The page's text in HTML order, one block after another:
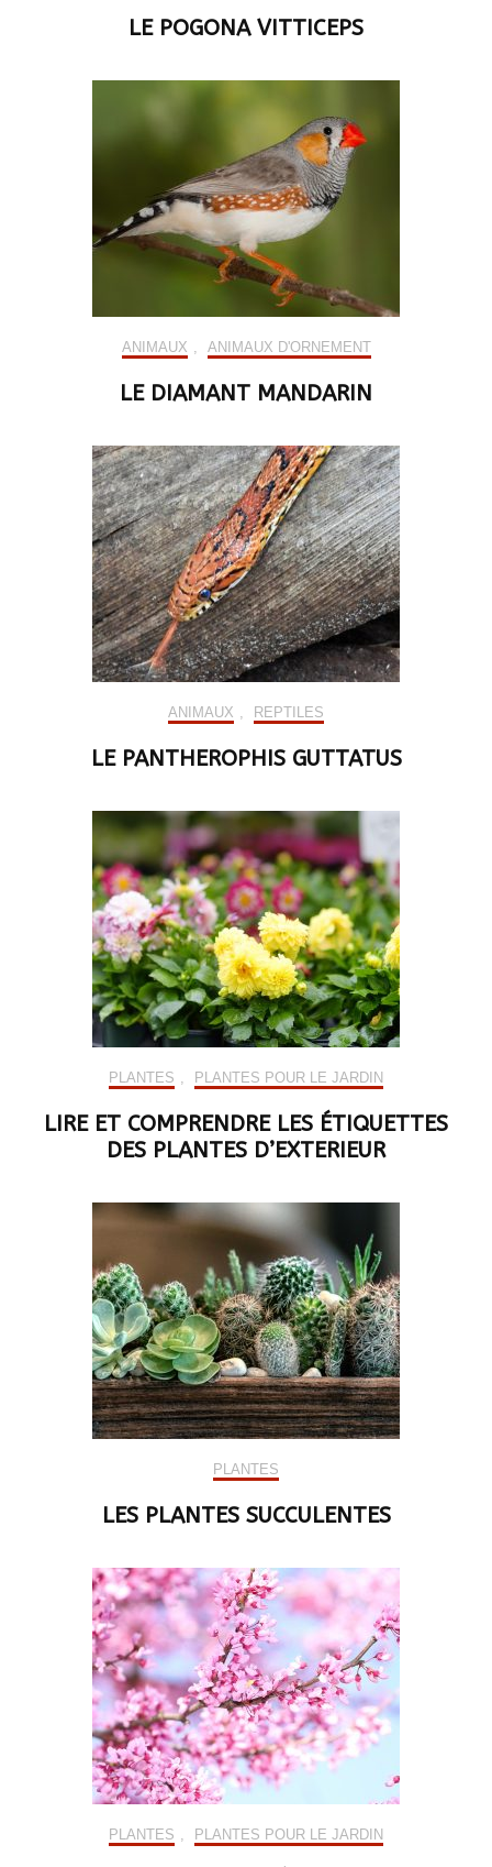
LE POGONA VITTICEPS
ANIMAUX , ANIMAUX D'ORNEMENT
LE DIAMANT MANDARIN
ANIMAUX , REPTILES
LE PANTHEROPHIS GUTTATUS
PLANTES , PLANTES POUR LE JARDIN
LIRE ET COMPRENDRE LES ÉTIQUETTES
DES PLANTES D’EXTERIEUR
PLANTES
LES PLANTES SUCCULENTES
PLANTES , PLANTES POUR LE JARDIN